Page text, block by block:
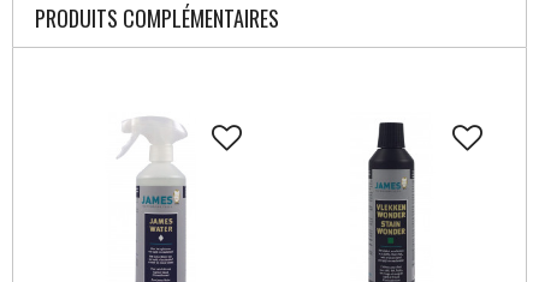
PRODUITS COMPLÉMENTAIRES